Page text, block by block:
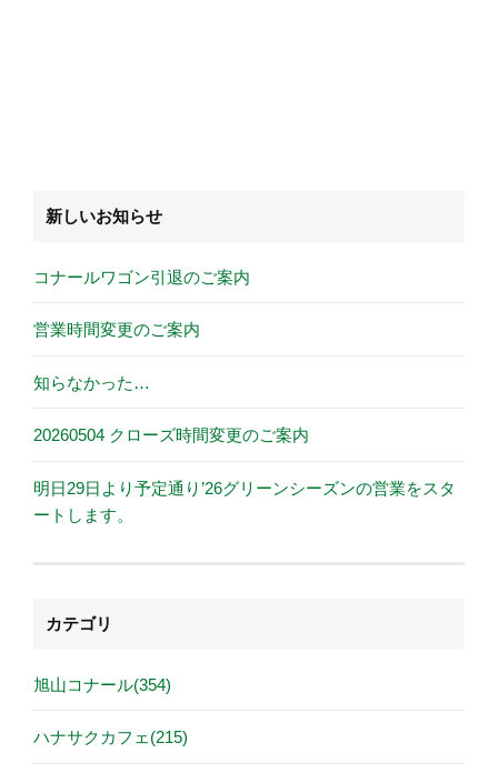
新しいお知らせ
コナールワゴン引退のご案内
営業時間変更のご案内
知らなかった…
20260504 クローズ時間変更のご案内
明日29日より予定通り’26グリーンシーズンの営業をスタ
ートします。
カテゴリ
旭山コナール(354)
ハナサクカフェ(215)